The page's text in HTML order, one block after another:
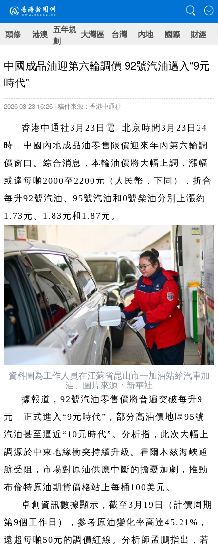
頭條 港澳 五年規
劃
大灣區 台灣 內地 國際 財經
中國成品油迎第六輪調價 92號汽油邁入“9元
時代”
2026-03-23 16:26 | 稿件來源：香港中通社
香港中通社3月23日電 北京時間3月23日24
時，中國內地成品油零售限價迎來年內第六輪調
價窗口。綜合消息，本輪油價將大幅上調，漲幅
或達每噸2000至2200元（人民幣，下同），折合
每升92號汽油、95號汽油和0號柴油分別上漲約
1.73元、1.83元和1.87元。
資料圖為工作人員在江蘇省昆山市一加油站給汽車加
油。圖片來源：新華社
據報道，92號汽油零售價將普遍突破每升9
元，正式進入“9元時代”，部分高油價地區95號
汽油甚至逼近“10元時代”。分析指，此次大幅上
調源於中東地緣衝突持續升級。霍爾木茲海峽通
航受阻，市場對原油供應中斷的擔憂加劇，推動
布倫特原油期貨價格站上每桶100美元。
卓創資訊數據顯示，截至3月19日（計價周期
第9個工作日），參考原油變化率高達45.21%，
遠超每噸50元的調價紅線。分析師孟鵬指出，若